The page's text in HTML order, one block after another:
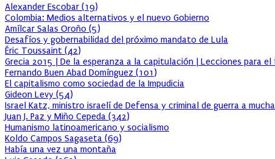
Alexander Escobar (19)
Colombia: Medios alternativos y el nuevo Gobierno
Amílcar Salas Oroño (5)
Desafíos y gobernabilidad del próximo mandato de Lula
Éric Toussaint (42)
Grecia 2015 | De la esperanza a la capitulación | Lecciones para
Fernando Buen Abad Domínguez (101)
El capitalismo como sociedad de la Impudicia
Gideon Levy (54)
Israel Katz, ministro israelí de Defensa y criminal de guerra a
Juan J. Paz y Miño Cepeda (342)
Humanismo latinoamericano y socialismo
Koldo Campos Sagaseta (69)
Había una vez una montaña